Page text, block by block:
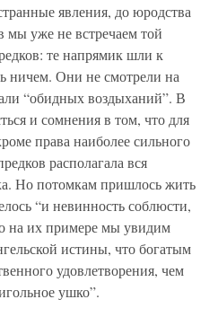
явления, до юродства
мы уже не встречаем той
те напрямик шли к
ничем. Они не смотрели на
“обидных воздыханий”. В
и сомнения в том, что для
права наиболее сильного
располагала вся
Но потомкам пришлось жить
“и невинность соблюсти,
на их примере мы увидим
истины, что богатым
удовлетворения, чем
ушко”.